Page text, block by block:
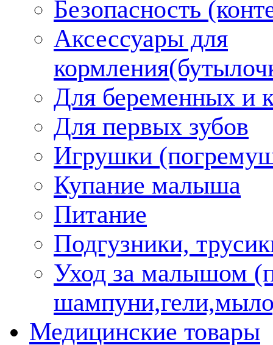
Безопасность
Аксессуары для
Для беременных и
Для первых зубов
Игрушки
Купание малыша
Питание
Подгузники,
Уход за малышом
Медицинские товары